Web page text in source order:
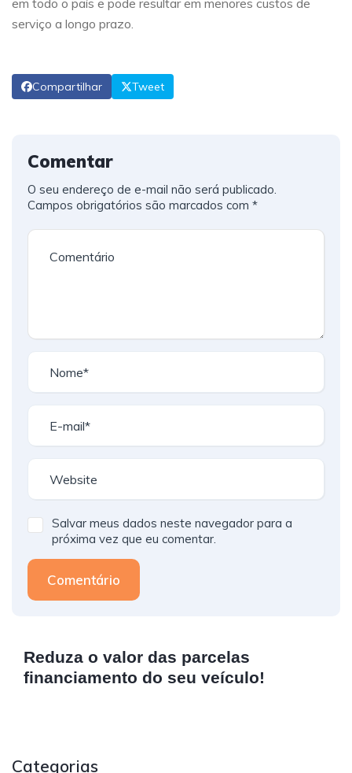
em todo o país e pode resultar em menores custos de
serviço a longo prazo.
Compartilhar Tweet
Comentar
O seu endereço de e-mail não será publicado.
Campos obrigatórios são marcados com *
Salvar meus dados neste navegador para a
próxima vez que eu comentar.
Comentário
Reduza o valor das parcelas
financiamento do seu veículo!
Categorias